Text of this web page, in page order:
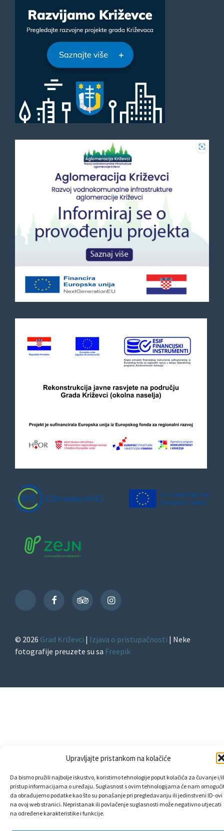
Upravljajte pristankom na kolačiće
Da bismo pružili najbolje iskustvo, koristimo tehnologije poput kolačića za čuvanje i/
pristup informacijama o uređaju. Suglasnost s ovim tehnologijama će nam
da obrađujemo podatke kao što su ponašanje pri pregledavanju ili jedinstveni ID-ovi
na ovoj web stranici. Nepristanak ili povlačenje suglasnosti može negativno utjecati
na određene karakteristike i funkcije.
TikTok
FacebookTripAdvisorInstagram
© 2026 Grad Križevci | Izjava o pristupačnosti | Neke
fotografije preuzete su sa Freepik